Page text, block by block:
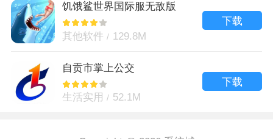
饥饿鲨世界国际服无敌版
其他软件 129.8M
下载
自贡市掌上公交
生活实用 52.1M
下载